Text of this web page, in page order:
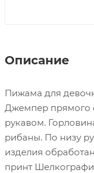
Описание
Пижама для
Джемпер прямого
рукавом.
рибаны. По низу
изделия
принт